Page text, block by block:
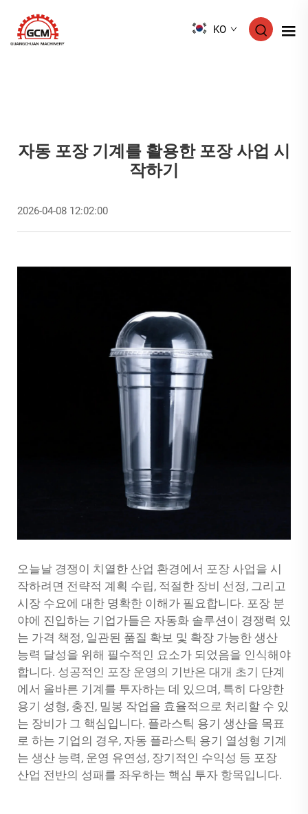
KO
자동 포장 기계를 활용한 포장 사업 시
작하기
2026-04-08 12:02:00
오늘날 경쟁이 치열한 산업 환경에서 포장 사업을 시
작하려면 전략적 계획 수립, 적절한 장비 선정, 그리고
시장 수요에 대한 명확한 이해가 필요합니다. 포장 분
야에 진입하는 기업가들은 자동화 솔루션이 경쟁력 있
는 가격 책정, 일관된 품질 확보 및 확장 가능한 생산
능력 달성을 위해 필수적인 요소가 되었음을 인식해야
합니다. 성공적인 포장 운영의 기반은 대개 초기 단계
에서 올바른 기계를 투자하는 데 있으며, 특히 다양한
용기 성형, 충진, 밀봉 작업을 효율적으로 처리할 수 있
는 장비가 그 핵심입니다. 플라스틱 용기 생산을 목표
로 하는 기업의 경우, 자동 플라스틱 용기 열성형 기계
는 생산 능력, 운영 유연성, 장기적인 수익성 등 포장
산업 전반의 성패를 좌우하는 핵심 투자 항목입니다.